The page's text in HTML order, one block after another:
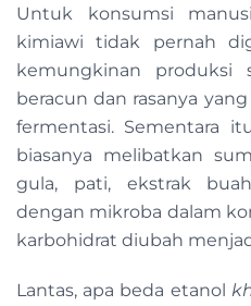
Untuk konsumsi
kimiawi tidak pernah
kemungkinan produksi
beracun dan rasanya
fermentasi. Sementara
biasanya melibatkan
gula, pati, ekstrak
dengan mikroba dalam
karbohidrat diubah
Lantas, apa beda etanol